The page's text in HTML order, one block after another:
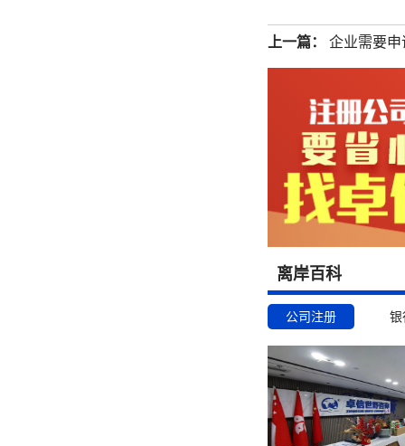
上一篇： 企业需要
离岸百科
公司注册 银